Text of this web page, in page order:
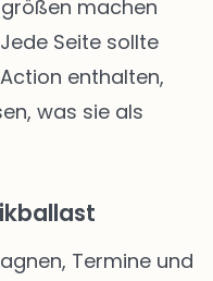
machen
Seite sollte
enthalten,
was sie als
Termine und